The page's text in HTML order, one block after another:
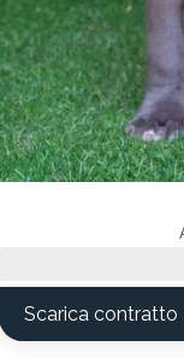
Scarica contratto